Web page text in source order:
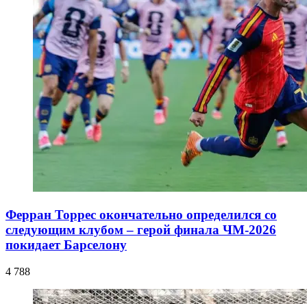
Ферран Торрес окончательно определился со
следующим клубом – герой финала ЧМ-2026
покидает Барселону
4 788